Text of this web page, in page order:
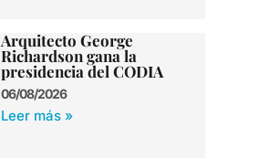
Arquitecto George
Richardson gana la
presidencia del CODIA
06/08/2026
Leer más »